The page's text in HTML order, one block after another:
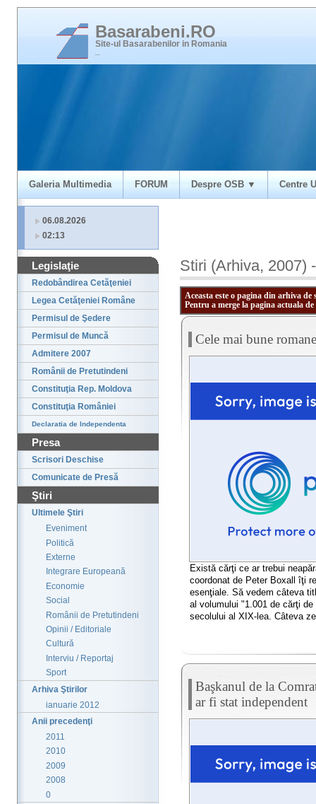
Basarabeni.RO
Site-ul Basarabenilor in Romania
Galeria Multimedia FORUM Despre OSB ▼ Centre
06.08.2026
02:13
Legislaţie
Redobândirea Cetăţeniei
Legea Cetăţeniei Române
Permisul de Şedere
Permisul de Muncă
Admitere 2007
Românii de Pretutindeni
Constituţia Rep. Moldova
Constituţia României
Declaratia de Independenta
Presa
Scrisori Deschise
Comunicate de Presă
Ştiri
Ultimele Ştiri
Eveniment
Politică
Externe
Integrare Europeană
Economie
Social
Românii de Pretutindeni
Opinii / Editoriale
Cultură
Interviu / Reportaj
Sport
Arhiva Ştirilor
ianuarie 2012
Anii precedenţi
2011
2010
2009
2008
0
Stiri (Arhiva, 2007)
Aceasta este o pagina din arhiva
Pentru a merge la pagina actuala
Cele mai bune
Există cărţi ce ar trebui
coordonat de Peter Boxall îţi
esenţiale. Să vedem câteva
al volumului "1.001 de cărţi
secolului al XIX-lea. Câteva
Başkanul de la
ar fi stat independent